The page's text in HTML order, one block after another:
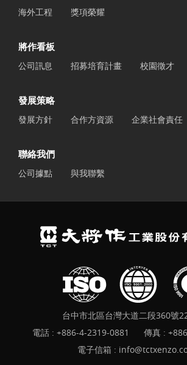
海外工程
獎項榮耀
將作看板
公司訊息 招募培育計畫 校園徵才
發展策略
發展方針 合作方資源 企業社會責任
聯絡我們
公司據點 與我聯繫
台中市北區台灣大道二段360號
電話 : +886-4-2319-0881
傳真 :
電子信箱 :